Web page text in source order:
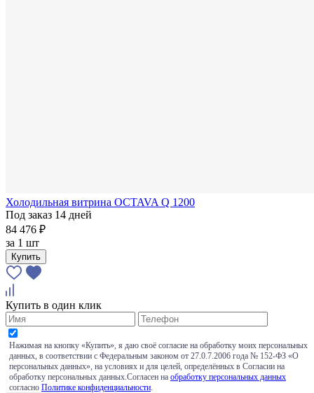
Холодильная витрина OCTAVA Q 1200
Под заказ 14 дней
84 476 ₽
за 1 шт
Купить
Купить в один клик
Нажимая на кнопку «Купить», я даю своё согласие на обработку моих персональных
данных, в соответствии с Федеральным законом от 27.0.7.2006 года № 152-ФЗ «О
персональных данных», на условиях и для целей, определённых в Согласии на
обработку персональных данных.Согласен на обработку персональных данных
согласно Политике конфиденциальности